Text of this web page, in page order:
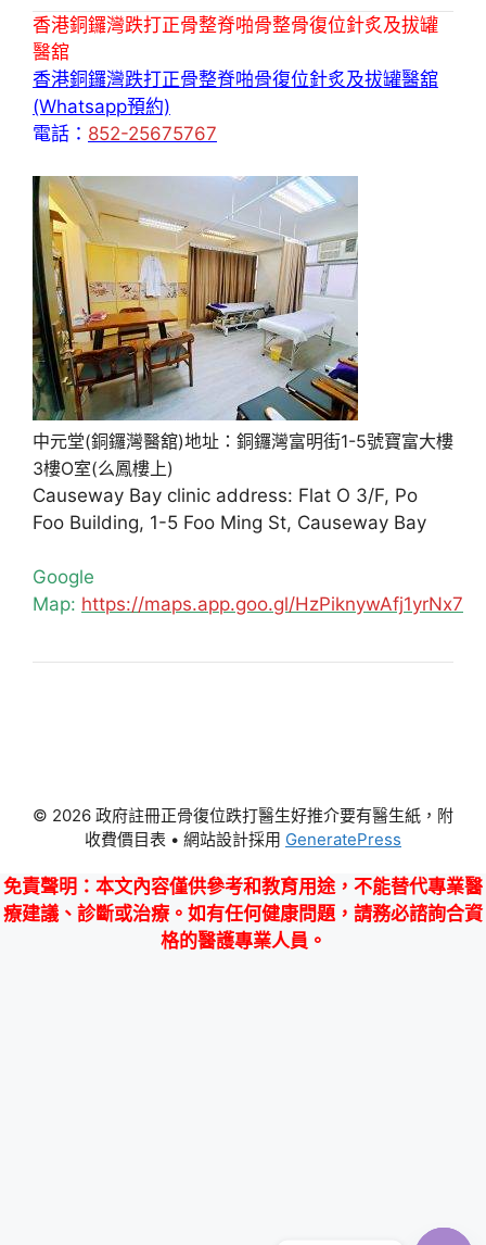
香港銅鑼灣跌打正骨整脊啪骨整骨復位針炙及拔罐
醫舘
香港銅鑼灣跌打正骨整脊啪骨復位針炙及拔罐醫舘
(Whatsapp預約)
電話： 852-25675767
中元堂(銅鑼灣醫舘)地址：銅鑼灣富明街1-5號寶富大樓
3樓O室(么鳳樓上)
Causeway Bay clinic address: Flat O 3/F, Po
Foo Building, 1-5 Foo Ming St, Causeway Bay
Google
Map: https://maps.app.goo.gl/HzPiknywAfj1yrNx7
© 2026 政府註冊正骨復位跌打醫生好推介要有醫生紙，附
收費價目表 • 網站設計採用 GeneratePress
免責聲明 ：本文內容僅供參考和教育用途，不能替代專業醫
療建議、診斷或治療。如有任何健康問題，請務必諮詢合資
格的醫護專業人員。